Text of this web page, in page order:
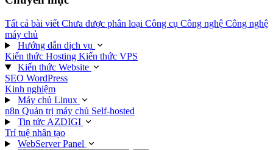
Tất cả bài viết Chưa được phân loại Công cụ Công nghệ Công nghệ
máy chủ
Hướng dẫn dịch vụ
Kiến thức Hosting Kiến thức VPS
Kiến thức Website
SEO WordPress
Kinh nghiệm
Máy chủ Linux
n8n Quản trị máy chủ Self-hosted
Tin tức AZDIGI
Trí tuệ nhân tạo
WebServer Panel